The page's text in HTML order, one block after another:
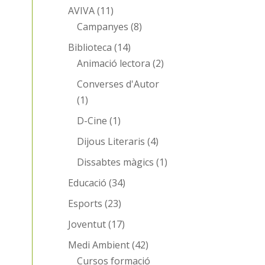
AVIVA(11)
Campanyes (8)
Biblioteca (14)
Animació lectora (2)
Converses d'Autor
(1)
D-Cine (1)
Dijous Literaris (4)
Dissabtes màgics (1)
Educació (34)
Esports (23)
Joventut(17)
Medi Ambient(42)
Cursos formació